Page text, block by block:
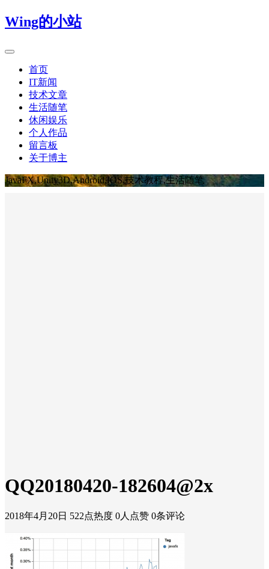
Wing的小站
首页
IT新闻
技术文章
生活随笔
休闲娱乐
个人作品
留言板
关于博主
JavaFX,Unity3D,Android,IOS,技术教程,生活随笔
QQ20180420-182604@2x
2018年4月20日 522点热度 0人点赞 0条评论